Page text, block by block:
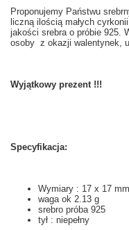
Proponujemy Państwu
liczną ilością małych
jakości srebra o próbie 925.
osoby z okazji walentynek,
Wyjątkowy prezent !!!
Specyfikacja:
Wymiary : 17 x 17 mm
waga ok 2.13 g
srebro próba 925
tył : niepełny